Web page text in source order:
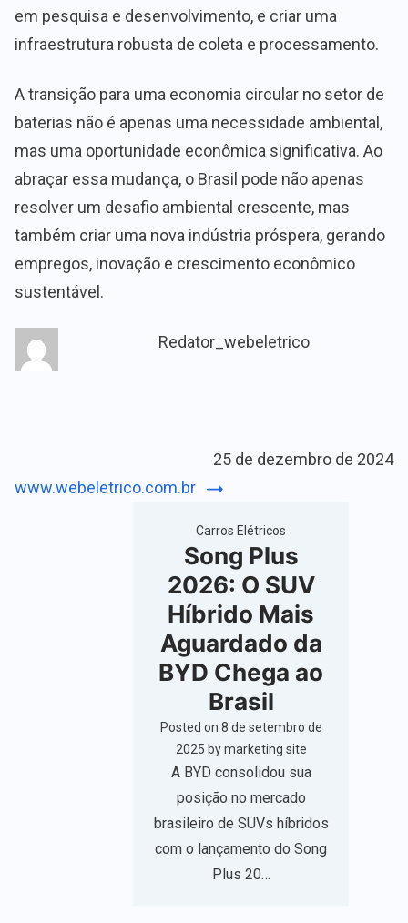
em pesquisa e desenvolvimento, e criar uma
infraestrutura robusta de coleta e processamento.
A transição para uma economia circular no setor de
baterias não é apenas uma necessidade ambiental,
mas uma oportunidade econômica significativa. Ao
abraçar essa mudança, o Brasil pode não apenas
resolver um desafio ambiental crescente, mas
também criar uma nova indústria próspera, gerando
empregos, inovação e crescimento econômico
sustentável.
Redator_webeletrico
25 de dezembro de 2024
www.webeletrico.com.br
Carros Elétricos
Song Plus
2026: O SUV
Híbrido Mais
Aguardado da
BYD Chega ao
Brasil
Posted on 8 de setembro de
2025 bymarketing site
A BYD consolidou sua
posição no mercado
brasileiro de SUVs híbridos
com o lançamento do Song
Plus 20…